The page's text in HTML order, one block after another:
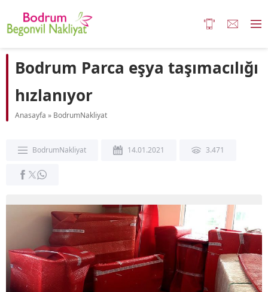
Bodrum Parca eşya taşımacılığı
hızlanıyor
Anasayfa » BodrumNakliyat
BodrumNakliyat 14.01.2021 3.471